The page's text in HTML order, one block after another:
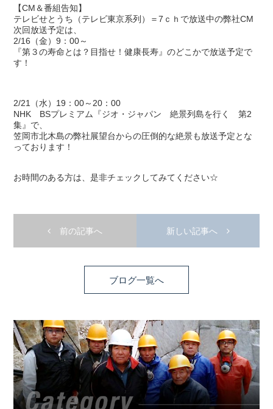
【CM＆番組告知】
テレビせとうち（テレビ東京系列）＝7ｃｈで放送中の弊社CM
次回放送予定は、
2/16（金）9：00～
『第３の寿命とは？目指せ！健康長寿』のどこかで放送予定で
す！
2/21（水）19：00～20：00
NHK BSプレミアム『ジオ・ジャパン 絶景列島を行く 第2
集』で、
笠岡市北木島の弊社展望台からの圧倒的な絶景も放送予定とな
っております！
お時間のある方は、是非チェックしてみてください☆
前の記事へ 新しい記事へ
ブログ一覧へ